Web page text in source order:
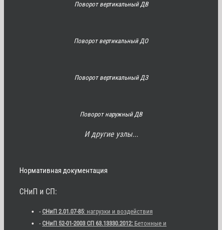
Поворот вертикальный ДВ
Поворот вертикальный ДО
Поворот вертикальный ДЗ
Поворот наружный ДВ
И другие узлы...
Нормативная документация
СНиП и СП:
- СНиП 2.01.07-85: нагрузки и воздействия
- СНиП 52-01-2003 СП 63.13330.2012: Бетонные и